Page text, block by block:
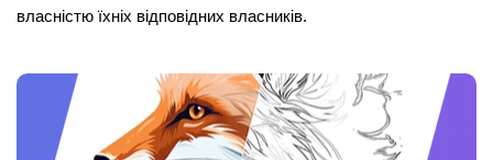
власністю їхніх відповідних власників.